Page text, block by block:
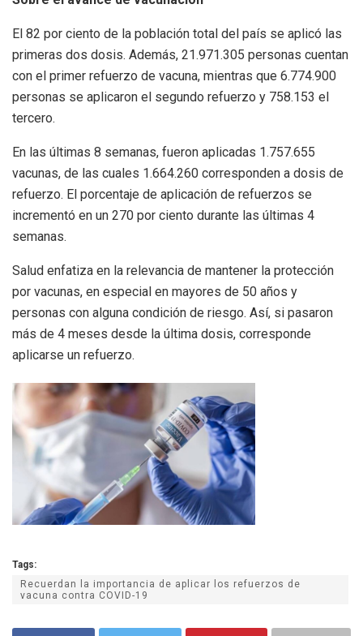
El 82 por ciento de la población total del país se aplicó las
primeras dos dosis. Además, 21.971.305 personas cuentan
con el primer refuerzo de vacuna, mientras que 6.774.900
personas se aplicaron el segundo refuerzo y 758.153 el
tercero.
En las últimas 8 semanas, fueron aplicadas 1.757.655
vacunas, de las cuales 1.664.260 corresponden a dosis de
refuerzo. El porcentaje de aplicación de refuerzos se
incrementó en un 270 por ciento durante las últimas 4
semanas.
Salud enfatiza en la relevancia de mantener la protección
por vacunas, en especial en mayores de 50 años y
personas con alguna condición de riesgo. Así, si pasaron
más de 4 meses desde la última dosis, corresponde
aplicarse un refuerzo.
Tags:
Recuerdan la importancia de aplicar los refuerzos de
vacuna contra COVID-19